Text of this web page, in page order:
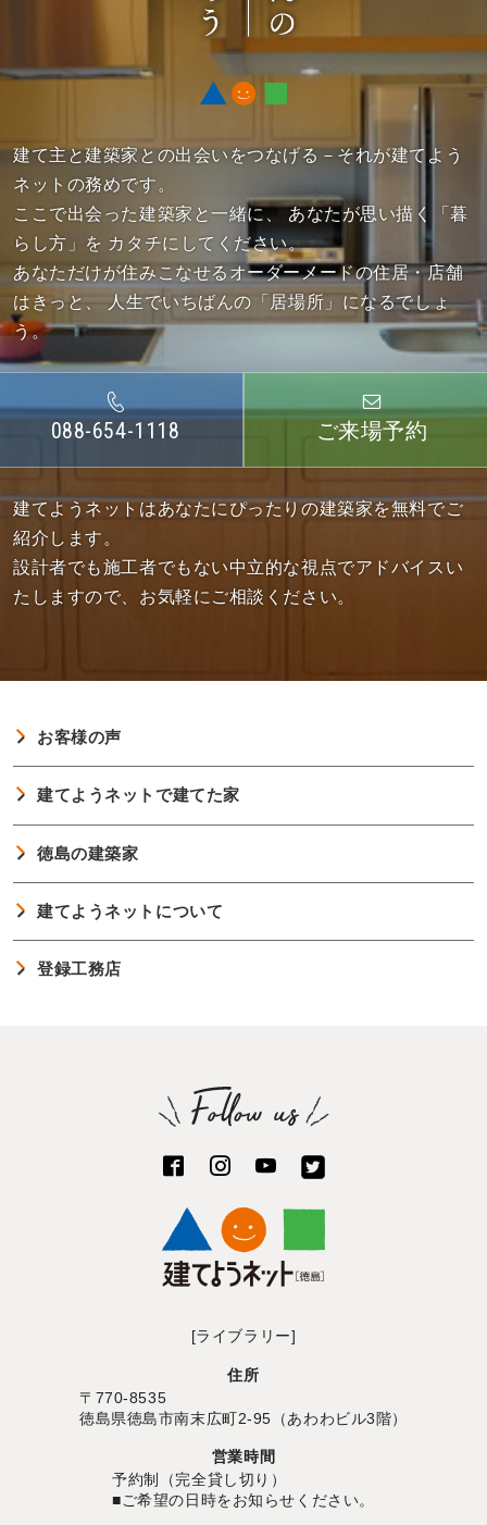
建て主と建築家との出会いをつなげる－それが建てよう
ネットの務めです。
ここで出会った建築家と一緒に、
あなたが思い描く「暮
らし方」を カタチにしてください。
あなただけが住みこなせるオーダーメードの住居・店舗
はきっと、
人生でいちばんの「居場所」になるでしょ
う。
088-654-1118 ご来場予約
建てようネットはあなたにぴったりの建築家を無料でご
紹介します。
設計者でも施工者でもない中立的な視点でアドバイスい
たしますので、お気軽にご相談ください。
お客様の声
建てようネットで建てた家
徳島の建築家
建てようネットについて
登録工務店
[ライブラリー]
住所
〒770-8535
徳島県徳島市南末広町2-95（あわわビル3階）
営業時間
予約制（完全貸し切り）
■ご希望の日時をお知らせください。